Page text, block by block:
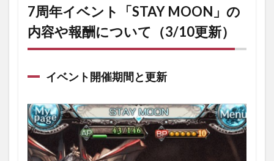
MOON」
の内容や
報酬につ
いて
（3/10更
1.1
ント
開催
期間
と更
7周年イベント「STAY MOON」の
内容や報酬について（3/10更新）
イベント開催期間と更新